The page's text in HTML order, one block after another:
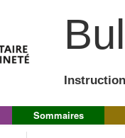
Sommaires